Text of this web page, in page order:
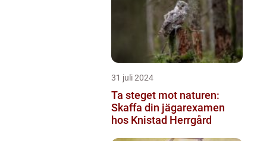
31 juli 2024
Ta steget mot naturen:
Skaffa din jägarexamen
hos Knistad Herrgård